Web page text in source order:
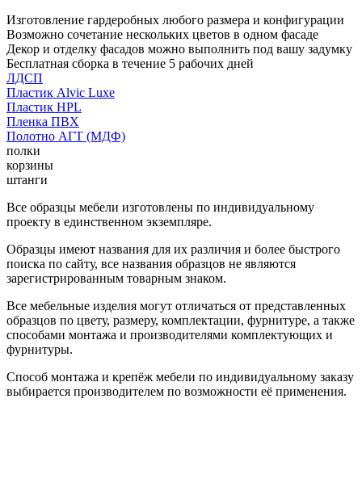
Изготовление гардеробных любого размера и конфигурации
Возможно сочетание нескольких цветов в одном фасаде
Декор и отделку фасадов можно выполнить под вашу задумку
Бесплатная сборка в течение 5 рабочих дней
ЛДСП
Пластик Alvic Luxe
Пластик HPL
Пленка ПВХ
Полотно АГТ (МДФ)
полки
корзины
штанги
Все образцы мебели изготовлены по индивидуальному
проекту в единственном экземпляре.
Образцы имеют названия для их различия и более быстрого
поиска по сайту, все названия образцов не являются
зарегистрированным товарным знаком.
Все мебельные изделия могут отличаться от представленных
образцов по цвету, размеру, комплектации, фурнитуре, а также
способами монтажа и производителями комплектующих и
фурнитуры.
Способ монтажа и крепёж мебели по индивидуальному заказу
выбирается производителем по возможности её применения.